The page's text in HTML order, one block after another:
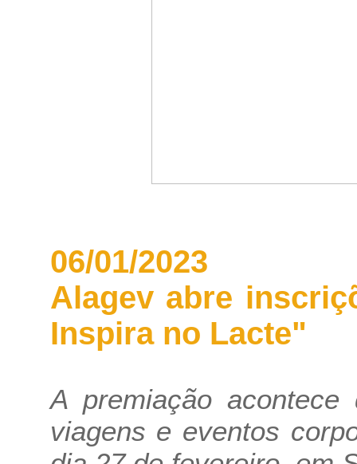
06/01/2023
Alagev abre
Inspira no Lacte"
A premiação
viagens e eventos